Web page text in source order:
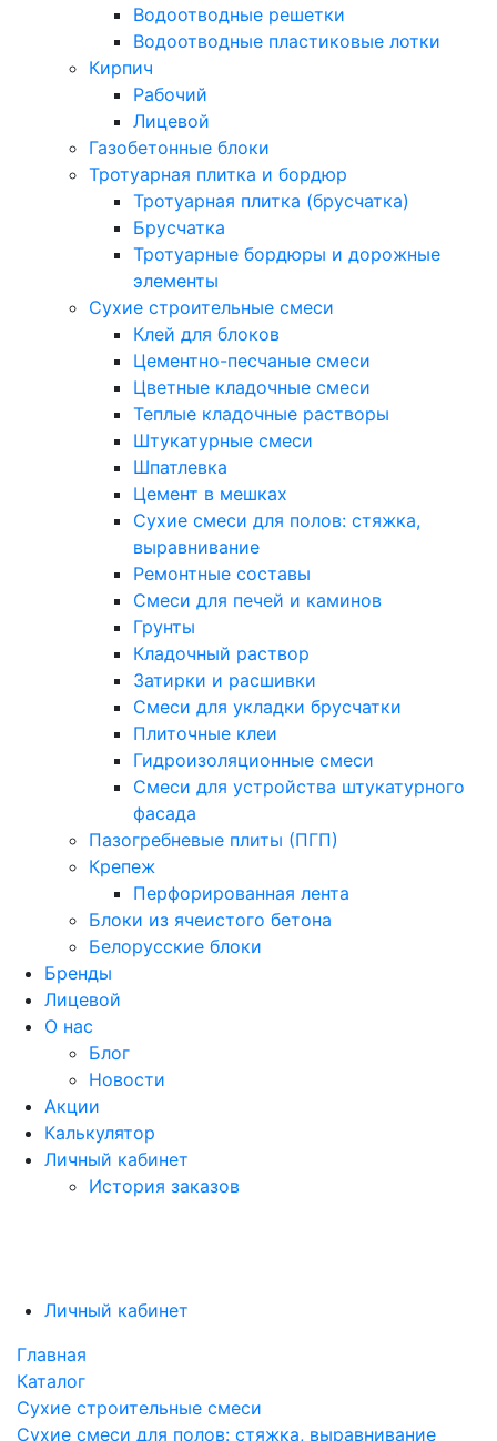
Водоотводные решетки
Водоотводные пластиковые лотки
Кирпич
Рабочий
Лицевой
Газобетонные блоки
Тротуарная плитка и бордюр
Тротуарная плитка (брусчатка)
Брусчатка
Тротуарные бордюры и дорожные
элементы
Сухие строительные смеси
Клей для блоков
Цементно-песчаные смеси
Цветные кладочные смеси
Теплые кладочные растворы
Штукатурные смеси
Шпатлевка
Цемент в мешках
Сухие смеси для полов: стяжка,
выравнивание
Ремонтные составы
Смеси для печей и каминов
Грунты
Кладочный раствор
Затирки и расшивки
Смеси для укладки брусчатки
Плиточные клеи
Гидроизоляционные смеси
Смеси для устройства штукатурного
фасада
Пазогребневые плиты (ПГП)
Крепеж
Перфорированная лента
Блоки из ячеистого бетона
Белорусские блоки
Бренды
Лицевой
О нас
Блог
Новости
Акции
Калькулятор
Личный кабинет
История заказов
Личный кабинет
Главная
Каталог
Сухие строительные смеси
Сухие смеси для полов: стяжка, выравнивание